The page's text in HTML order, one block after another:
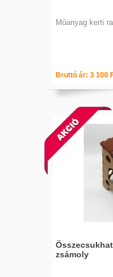
Műanyag kerti
Bruttó ár: 3 100
zsámoly